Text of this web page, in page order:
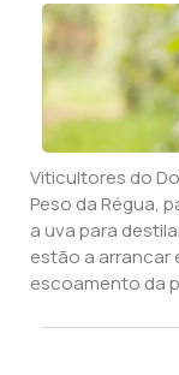
Viticultores do
Peso da Régua,
a uva para
estão a arrancar
escoamento da